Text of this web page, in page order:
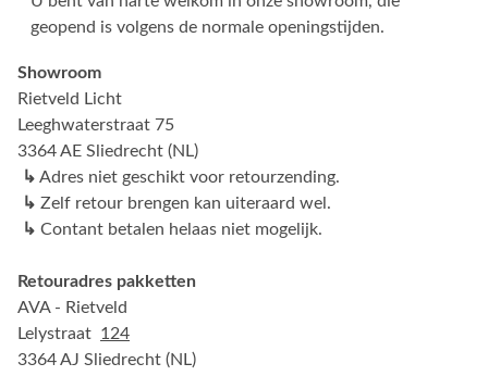
geopend is volgens de normale openingstijden.
Showroom
Rietveld Licht
Leeghwaterstraat 75
3364 AE Sliedrecht (NL)
↳ Adres niet geschikt voor retourzending.
↳ Zelf retour brengen kan uiteraard wel.
↳ Contant betalen helaas niet mogelijk.
Retouradres pakketten
AVA - Rietveld
Lelystraat 124
3364 AJ Sliedrecht (NL)